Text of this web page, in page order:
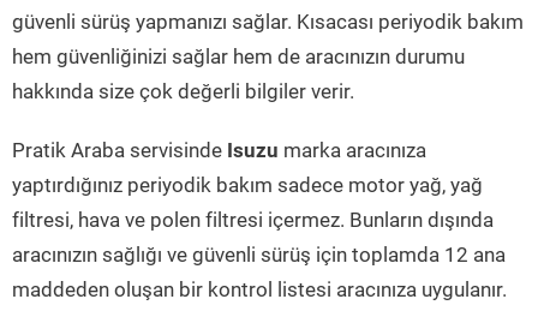
güvenli sürüş yapmanızı sağlar. Kısacası periyodik bakım
hem güvenliğinizi sağlar hem de aracınızın durumu
hakkında size çok değerli bilgiler verir.
Pratik Araba servisinde Isuzu marka aracınıza
yaptırdığınız periyodik bakım sadece motor yağ, yağ
filtresi, hava ve polen filtresi içermez. Bunların dışında
aracınızın sağlığı ve güvenli sürüş için toplamda 12 ana
maddeden oluşan bir kontrol listesi aracınıza uygulanır.